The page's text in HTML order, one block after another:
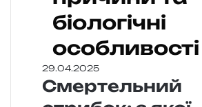
біологічні
особливості
29.04.2025
Смертельний